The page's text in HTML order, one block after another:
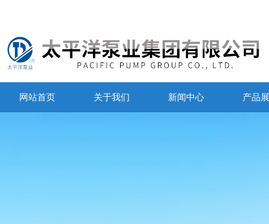
网站首页 关于我们 新闻中心 产品